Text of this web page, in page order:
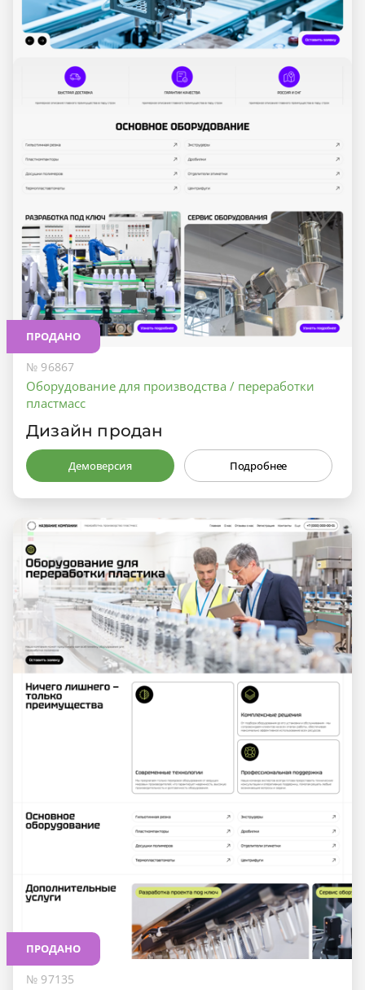
ПРОДАНО
№ 96867
Оборудование для производства / переработки
пластмасс
Дизайн продан
Демоверсия Подробнее
ПРОДАНО
№ 97135